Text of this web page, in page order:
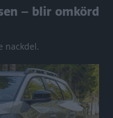
– blir omkörd
nackdel.